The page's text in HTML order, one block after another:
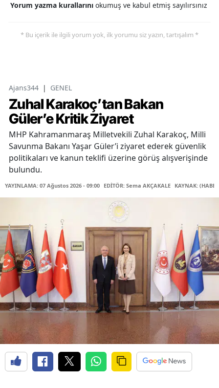
Yorum yazma kurallarını okumuş ve kabul etmiş sayılırsınız
* Bu içerik ile ilgili yorum yok, ilk yorumu siz yazın, tartışalım *
Ajans344 | GENEL
Zuhal Karakoç’tan Bakan
Güler’e Kritik Ziyaret
MHP Kahramanmaraş Milletvekili Zuhal Karakoç, Milli
Savunma Bakanı Yaşar Güler’i ziyaret ederek güvenlik
politikaları ve kanun teklifi üzerine görüş alışverişinde
bulundu.
YAYINLAMA: 07 Ağustos 2026 - 09:00 EDİTÖR: Sema AKÇAKALE KAYNAK: